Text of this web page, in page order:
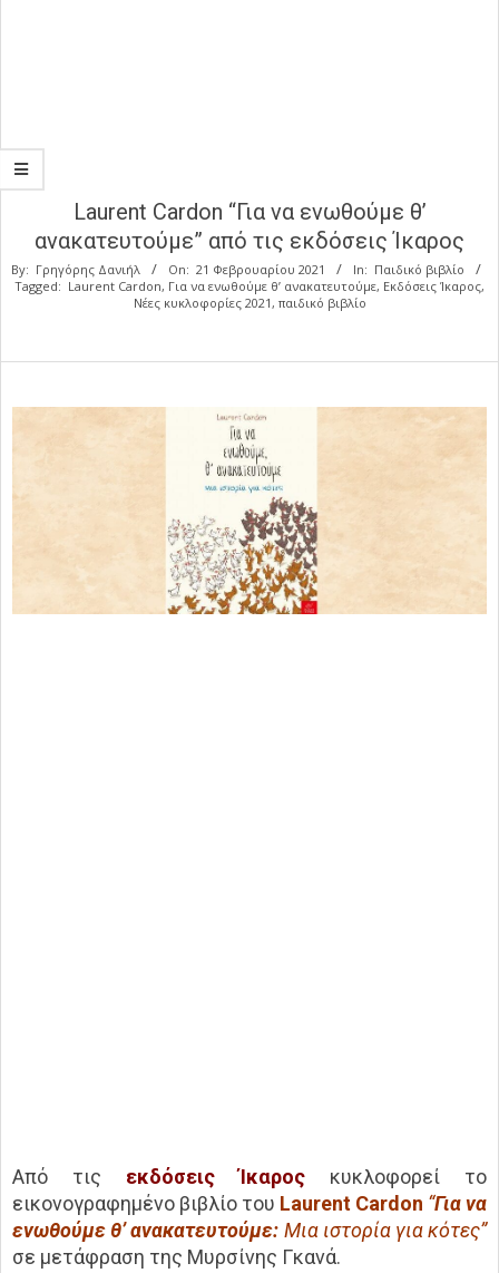
Laurent Cardon “Για να ενωθούμε θ’
ανακατευτούμε” από τις εκδόσεις Ίκαρος
By: Γρηγόρης Δανιήλ On: 21 Φεβρουαρίου 2021 In: Παιδικό βιβλίο
Tagged: Laurent Cardon, Για να ενωθούμε θ’ ανακατευτούμε, Εκδόσεις Ίκαρος,
Νέες κυκλοφορίες 2021 , παιδικό βιβλίο
Από τις εκδόσεις Ίκαρος
κυκλοφορεί το
εικονογραφημένο βιβλίο του Laurent Cardon “Για να
ενωθούμε θ’ ανακατευτούμε: Μια ιστορία για κότες”
σε μετάφραση της Μυρσίνης Γκανά.